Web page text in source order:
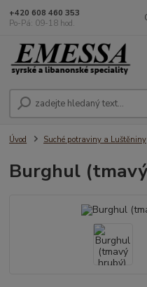
+420 608 460 353
Po-Pá: 09-18 hod.
Úvod Suché potraviny a Luštěniny
Burghul